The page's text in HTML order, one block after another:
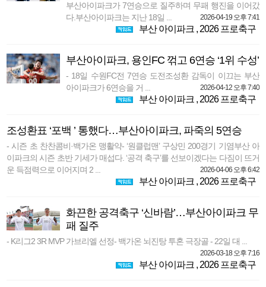
부산아이파크가 7연승으로 질주하며 무패 행진을 이어갔
다.부산아이파크는 지난 18일 ...
2026-04-19 오후 7:41
부산 아이파크 , 2026 프로축구
부산아이파크, 용인FC 꺾고 6연승 ‘1위 수성’
- 18일 수원FC전 7연승 도전조성환 감독이 이끄는 부산
아이파크가 6연승을 거 ...
2026-04-12 오후 7:40
부산 아이파크 , 2026 프로축구
조성환표 ‘포백 ’ 통했다…부산아이파크, 파죽의 5연승
- 시즌 초 찬찬콤비·백가온 맹활약- ‘원클럽맨’ 구상민 200경기 기염부산 아
이파크의 시즌 초반 기세가 매섭다. ‘공격 축구’를 선보이겠다는 다짐이 뜨거
운 득점력으로 이어지며 2 ...
2026-04-06 오후 6:42
부산 아이파크 , 2026 프로축구
화끈한 공격축구 ‘신바람’…부산아이파크 무
패 질주
- K리그2 3R MVP 가브리엘 선정- 백가온 뇌진탕 투혼 극장골 - 22일 대 ...
2026-03-18 오후 7:16
부산 아이파크 , 2026 프로축구